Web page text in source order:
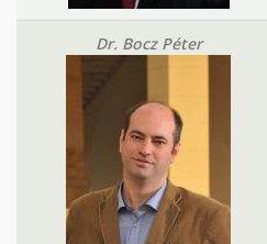
Dr. Bocz Péter